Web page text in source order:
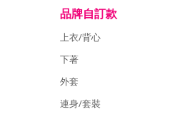
品牌自訂款
上衣/背心
下著
外套
連身/套裝